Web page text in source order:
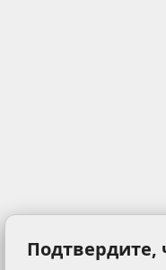
Подтвердите,